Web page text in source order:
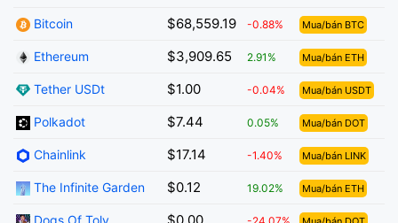
Bitcoin $68,559.19 -0.88% Mua/bán BTC
Ethereum $3,909.65 2.91% Mua/bán ETH
Tether USDt $1.00 -0.04% Mua/bán USDT
Polkadot $7.44 0.05% Mua/bán DOT
Chainlink $17.14 -1.40% Mua/bán LINK
The Infinite Garden $0.12 19.02% Mua/bán ETH
Dogs Of Toly $0.00